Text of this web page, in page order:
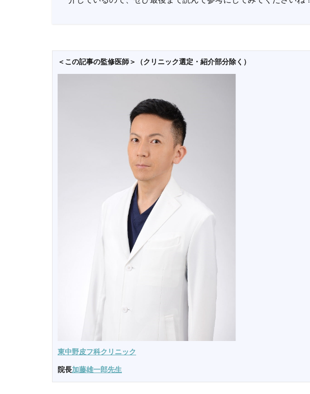
＜この記事の監修医師＞（クリニック選定・紹介部分除く）
東中野皮フ科クリニック
院長加藤雄一郎先生